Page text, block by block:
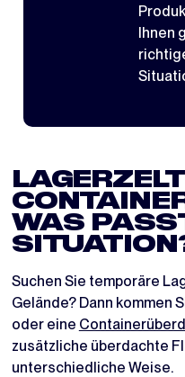
Ihnen
WAS
Suchen Sie temporäre
Gelände? Dann kommen
oder eine
zusätzliche überdachte
unterschiedliche Weise.